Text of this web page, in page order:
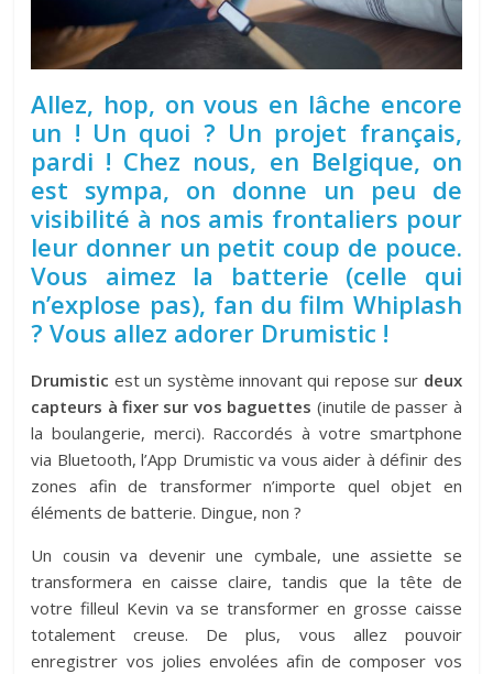
Allez, hop, on vous en lâche encore
un ! Un quoi ? Un projet français,
pardi ! Chez nous, en Belgique, on
est sympa, on donne un peu de
visibilité à nos amis frontaliers pour
leur donner un petit coup de pouce.
Vous aimez la batterie (celle qui
n’explose pas), fan du film Whiplash
? Vous allez adorer Drumistic !
Drumistic est un système innovant qui repose sur deux
capteurs à fixer sur vos baguettes (inutile de passer à
la boulangerie, merci). Raccordés à votre smartphone
via Bluetooth, l’App Drumistic va vous aider à définir des
zones afin de transformer n’importe quel objet en
éléments de batterie. Dingue, non ?
Un cousin va devenir une cymbale, une assiette se
transformera en caisse claire, tandis que la tête de
votre filleul Kevin va se transformer en grosse caisse
totalement creuse. De plus, vous allez pouvoir
enregistrer vos jolies envolées afin de composer vos